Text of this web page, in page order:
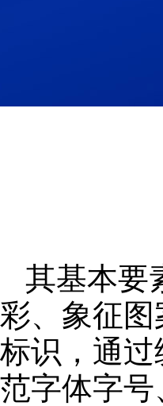
其基本要
彩、象征
标识，通
范字体字